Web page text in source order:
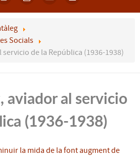
Socials
de la República (1936-1938)
aviador al servicio
(1936-1938)
la mida de la font augment de